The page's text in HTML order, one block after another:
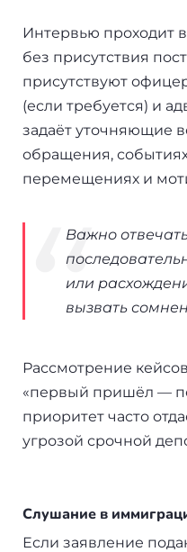
Интервью проходит
без присутствия
присутствуют
(если требуется) и
задаёт уточняющие
обращения,
перемещениях и
Важно
или
вызвать
Рассмотрение
«первый пришёл —
приоритет часто
угрозой срочной
Слушание в
Если заявление